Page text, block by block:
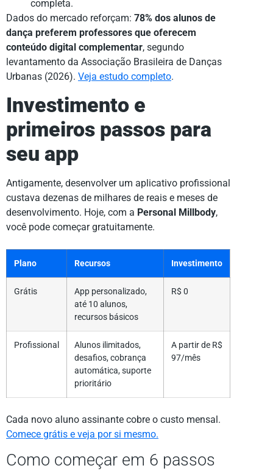
completa.
Dados do mercado reforçam: 78% dos alunos de
dança preferem professores que oferecem
conteúdo digital complementar, segundo
levantamento da Associação Brasileira de Danças
Urbanas (2026). Veja estudo completo.
Investimento e
primeiros passos para
seu app
Antigamente, desenvolver um aplicativo profissional
custava dezenas de milhares de reais e meses de
desenvolvimento. Hoje, com a Personal Millbody,
você pode começar gratuitamente.
Plano Recursos Investimento
Grátis
App personalizado,
até 10 alunos,
recursos básicos
R$ 0
Profissional
Alunos ilimitados,
desafios, cobrança
automática, suporte
prioritário
A partir de R$
97/mês
Cada novo aluno assinante cobre o custo mensal.
Comece grátis e veja por si mesmo.
Como começar em 6 passos